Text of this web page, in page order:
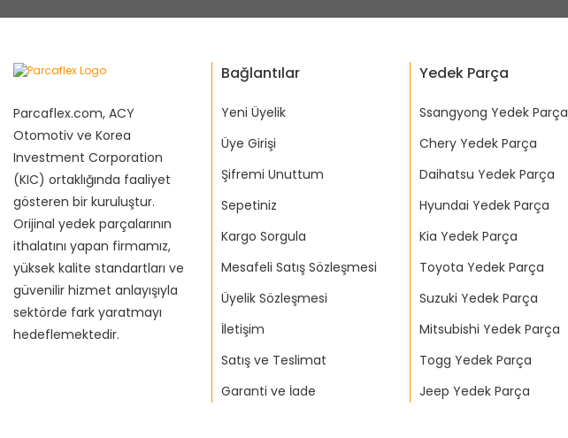
Parcaflex.com, ACY
Otomotiv ve Korea
Investment Corporation
(KIC) ortaklığında faaliyet
gösteren bir kuruluştur.
Orijinal yedek parçalarının
ithalatını yapan firmamız,
yüksek kalite standartları ve
güvenilir hizmet anlayışıyla
sektörde fark yaratmayı
hedeflemektedir.
Bağlantılar
Yeni Üyelik
Üye Girişi
Şifremi Unuttum
Sepetiniz
Kargo Sorgula
Mesafeli Satış Sözleşmesi
Üyelik Sözleşmesi
İletişim
Satış ve Teslimat
Garanti ve İade
Yedek Parça
Ssangyong Yedek Parça
Chery Yedek Parça
Daihatsu Yedek Parça
Hyundai Yedek Parça
Kia Yedek Parça
Toyota Yedek Parça
Suzuki Yedek Parça
Mitsubishi Yedek Parça
Togg Yedek Parça
Jeep Yedek Parça